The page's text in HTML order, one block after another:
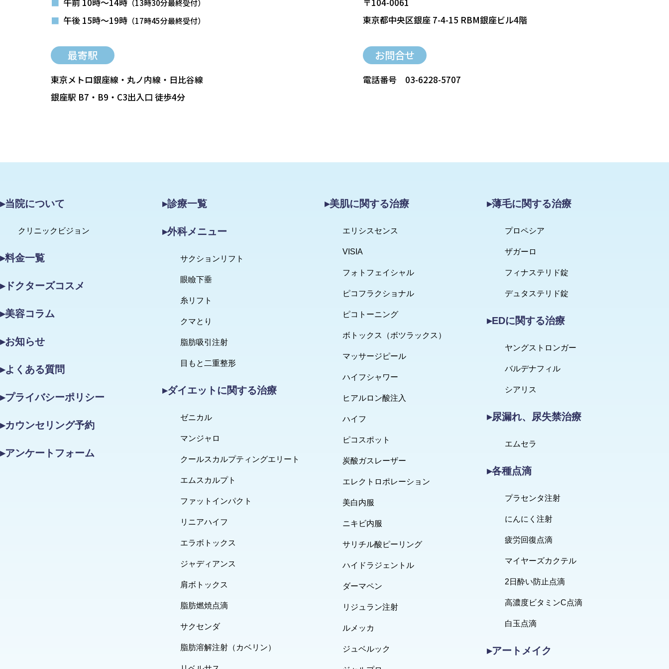
（13時30分最終受付）
■ 午後 15時～19時 （17時45分最終受付）
東京都中央区銀座 7-4-15 RBM銀座ビル4階
最寄駅
東京メトロ銀座線・丸ノ内線・日比谷線
銀座駅 B7・B9・C3出入口 徒歩4分
お問合せ
電話番号 03-6228-5707
▸当院について
クリニックビジョン
▸料金一覧
▸ドクターズコスメ
▸美容コラム
▸お知らせ
▸よくある質問
▸プライバシーポリシー
▸カウンセリング予約
▸アンケートフォーム
▸診療一覧
▸外科メニュー
サクションリフト
眼瞼下垂
糸リフト
クマとり
脂肪吸引注射
目もと二重整形
▸ダイエットに関する治療
ゼニカル
マンジャロ
クールスカルプティングエリート
エムスカルプト
ファットインパクト
リニアハイフ
エラボトックス
ジャディアンス
肩ボトックス
脂肪燃焼点滴
サクセンダ
脂肪溶解注射（カベリン）
▸美肌に関する治療
エリシスセンス
VISIA
フォトフェイシャル
ピコフラクショナル
ピコトーニング
ボトックス（ボツラックス）
マッサージピール
ハイフシャワー
ヒアルロン酸注入
ハイフ
ピコスポット
炭酸ガスレーザー
エレクトロポレーション
美白内服
ニキビ内服
サリチル酸ピーリング
ハイドラジェントル
ダーマペン
リジュラン注射
ルメッカ
ジュベルック
▸薄毛に関する治療
プロペシア
ザガーロ
フィナステリド錠
デュタステリド錠
▸EDに関する治療
ヤングストロンガー
バルデナフィル
シアリス
▸尿漏れ、尿失禁治療
エムセラ
▸各種点滴
プラセンタ注射
にんにく注射
疲労回復点滴
マイヤーズカクテル
2日酔い防止点滴
高濃度ビタミンC点滴
白玉点滴
▸アートメイク